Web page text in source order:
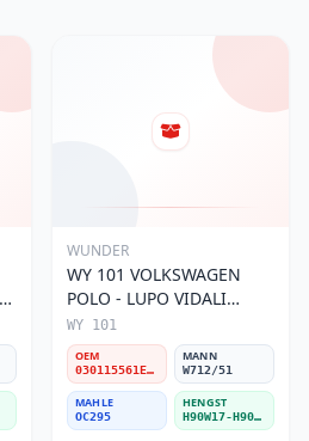
WUNDER
WY 101 VOLKSWAGEN
POLO - LUPO VIDALI
030115561E Yağ Filtresi
WY 101
OEM
030115561E / 030115561AA / 030115561AB / 030115561AD
MANN
W712/51
MAHLE
OC295
HENGST
H90W17-H90W11